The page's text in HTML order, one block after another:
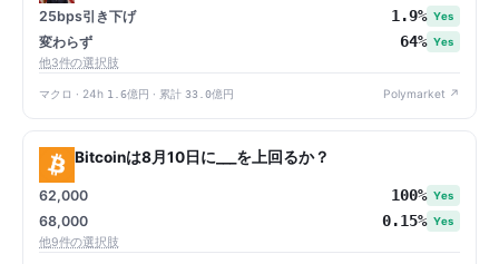
25bps引き下げ 1.9% Yes
変わらず 64% Yes
他3件の選択肢
マクロ · 24h 1.6億円 · 累計 33.0億円 Polymarket ↗
Bitcoinは8月10日に___を上回るか？
62,000 100% Yes
68,000 0.15% Yes
他9件の選択肢